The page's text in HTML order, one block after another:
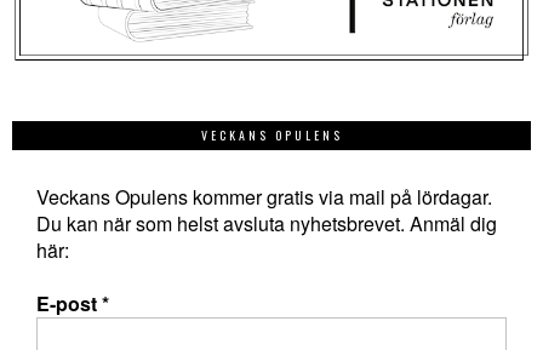
VECKANS OPULENS
Veckans Opulens kommer gratis via mail på lördagar.
Du kan när som helst avsluta nyhetsbrevet. Anmäl dig
här:
E-post*